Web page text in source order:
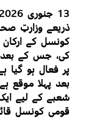
کونسل کے
کی، جس کے بعد
پر فعال ہو گیا
بعد پہلا موقع
شعبے کے لیے
قومی کونسل